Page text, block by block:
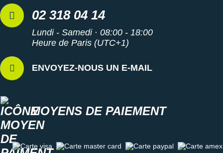
02 318 04 14
Lundi - Samedi · 08:00 - 18:00
Heure de Paris (UTC+1)
ENVOYEZ-NOUS UN E-MAIL
MOYENS DE PAIEMENT
Carte visa Carte master card Carte paypal Carte amex